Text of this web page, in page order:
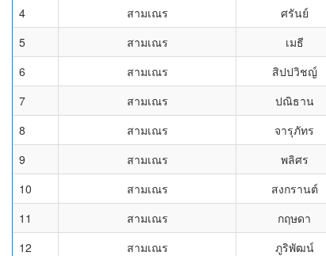
4
สามเณร ศรันย์
5
สามเณร เมธี
6
สามเณร สิปปวิชญ์
7
สามเณร ปณิธาน
8
สามเณร จารุภัทร
9
สามเณร พลิศร
10
สามเณร สงกรานต์
11
สามเณร กฤษดา
12
สามเณร ภูริพัฒน์